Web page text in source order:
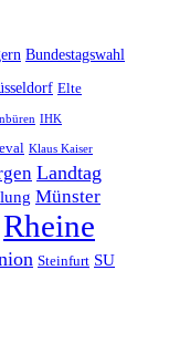
Bundestagswahl
Elte
IHK
Klaus Kaiser
Landtag
Münster
Rheine
Steinfurt SU